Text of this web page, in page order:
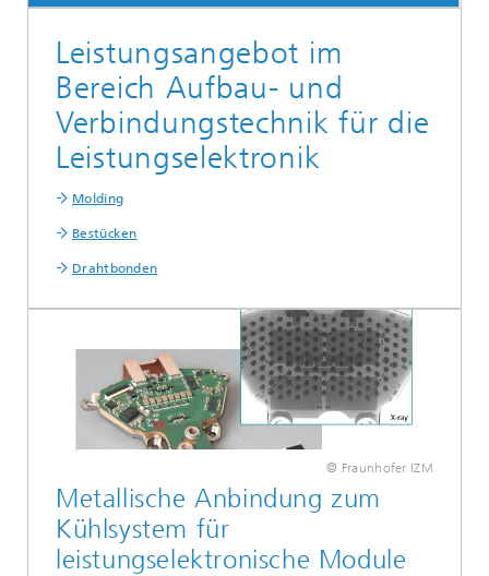
Leistungsangebot im
Bereich Aufbau- und
Verbindungstechnik für die
Leistungselektronik
Molding
Bestücken
Drahtbonden
© Fraunhofer IZM
Metallische Anbindung zum
Kühlsystem für
leistungselektronische Module